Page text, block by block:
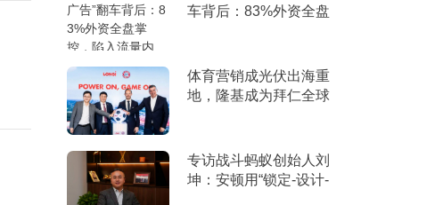
车背后：83%外资全盘
体育营销成光伏出海重
地，隆基成为拜仁全球
专访战斗蚂蚁创始人刘
坤：安顿用“锁定-设计-